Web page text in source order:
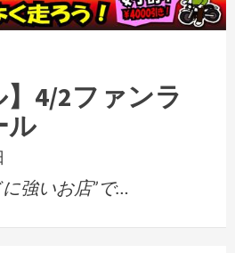
】4/2ファンラ
ル
強いお店”で…